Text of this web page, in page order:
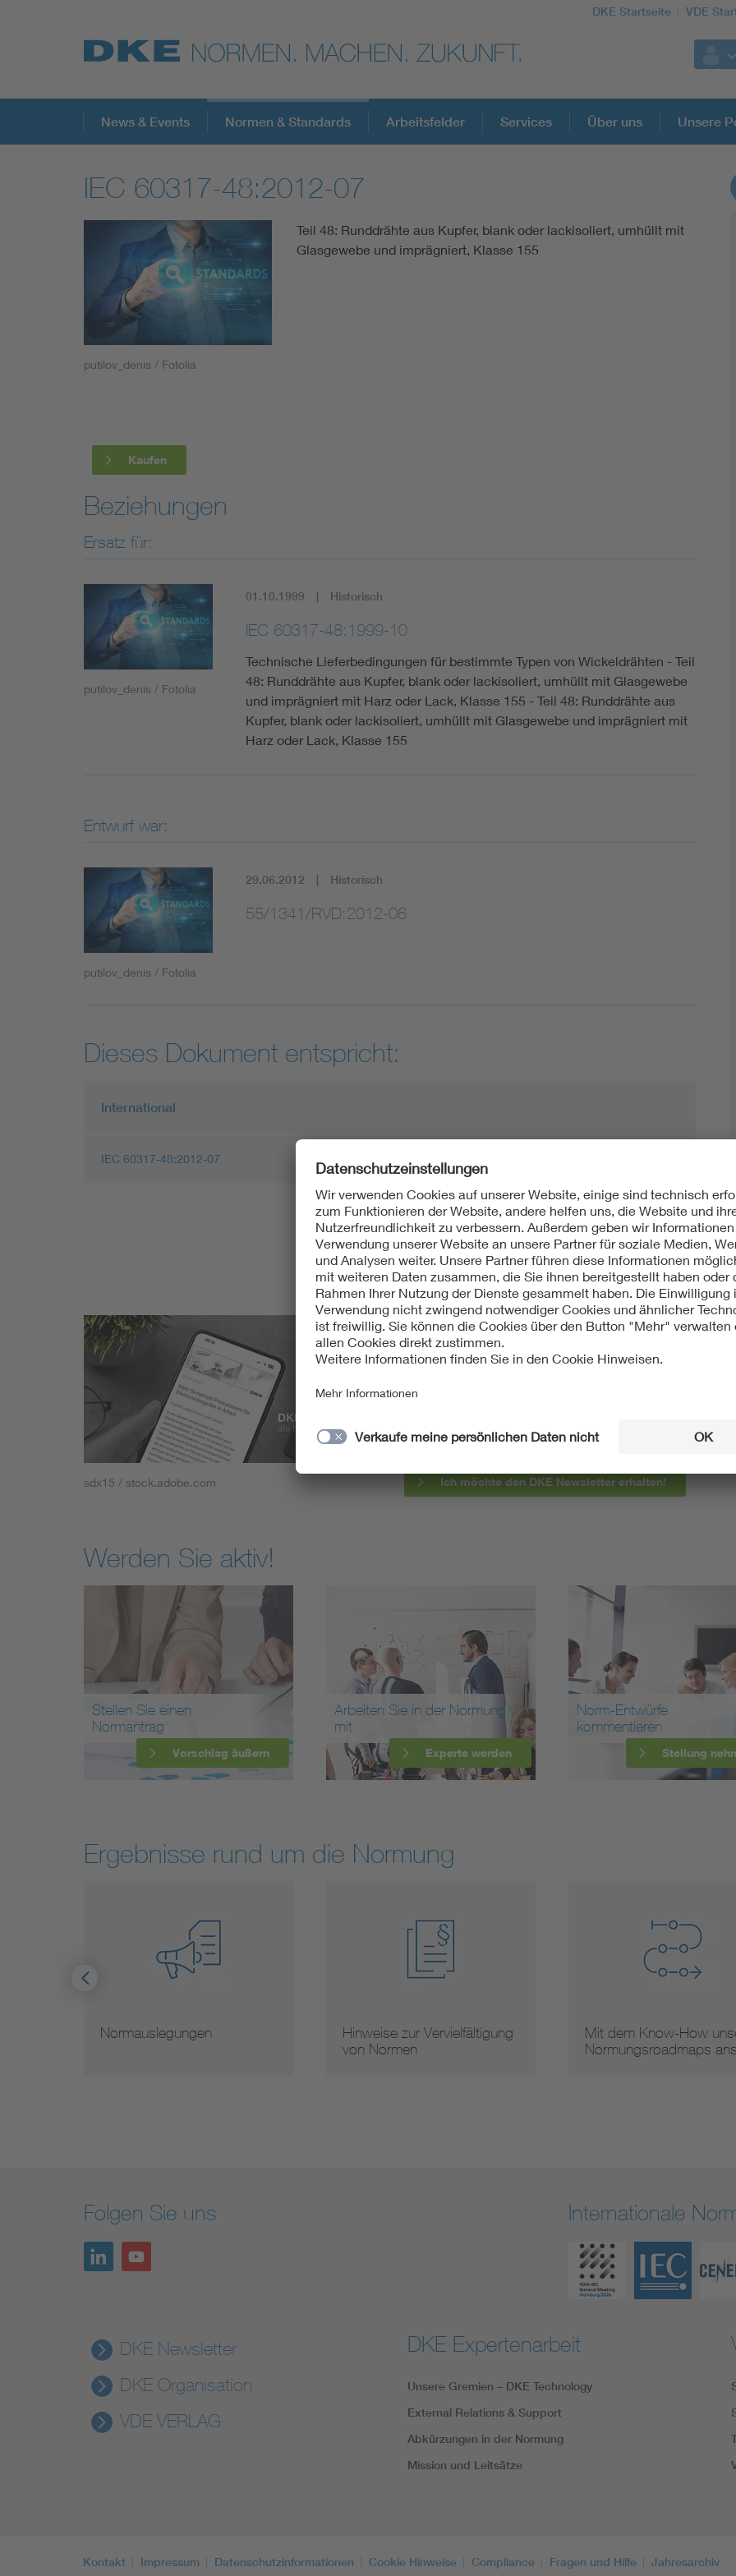
DKE Startseite VDE
Top-Themen
VDE Fokusthemen
Digital Security
Energy
Mobility
Smart Cities
DKE Fachinformationen im Kontext der
Blitzschutz: DIN EN 62305 in der Übersicht
News & Events Normen & Standards Arbeitsfelder Services Über uns Unsere
IEC 60317-48:2012-07
putilov_denis / Fotolia
Teil 48: Runddrähte aus Kupfer, blank oder lackisoliert, umhüllt mit
Glasgewebe und imprägniert, Klasse 155
Kaufen
Beziehungen
Ersatz für:
putilov_denis / Fotolia
01.10.1999 Historisch
IEC 60317-48:1999-10
Technische Lieferbedingungen für bestimmte Typen von Wickeldrähten - Teil
48: Runddrähte aus Kupfer, blank oder lackisoliert, umhüllt mit Glasgewebe
und imprägniert mit Harz oder Lack, Klasse 155 - Teil 48: Runddrähte aus
Kupfer, blank oder lackisoliert, umhüllt mit Glasgewebe und imprägniert mit
Harz oder Lack, Klasse 155
Entwurf war:
putilov_denis / Fotolia
29.06.2012 Historisch
55/1341/RVD:2012-06
Dieses Dokument entspricht:
International
IEC 60317-48:2012-07
sdx15 / stock.adobe.com
Mit unserem DKE Newsletter sind Sie immer top
fassen wir die wichtigsten Entwicklungen in der
berichten wir über aktuelle Arbeitsergebnisse,
informieren wir Sie bereits frühzeitig über zukünftige
Ich möchte den DKE Newsletter erhalten!
Werden Sie aktiv!
Stellen Sie einen
Normantrag
Vorschlag äußern
Arbeiten Sie in der Normung
mit
Experte werden
Norm-Entwürfe
kommentieren
Stellung
Ergebnisse rund um die Normung
Normauslegungen
Hinweise zur Vervielfältigung
von Normen
Mit dem Know-How
Normungsroadmaps
Folgen Sie uns Internationale
DKE Newsletter
DKE Organisation
VDE VERLAG
DKE Expertenarbeit
Unsere Gremien – DKE Technology
External Relations & Support
Abkürzungen in der Normung
Mission und Leitsätze
Kontakt Impressum Datenschutzinformationen Cookie Hinweise Compliance Fragen und Hilfe Jahresarchiv